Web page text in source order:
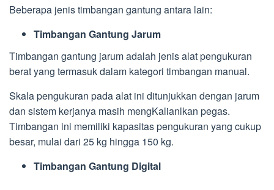
Beberapa jenis timbangan gantung antara lain:
Timbangan Gantung Jarum
Timbangan gantung jarum adalah jenis alat pengukuran
berat yang termasuk dalam kategori timbangan manual.
Skala pengukuran pada alat ini ditunjukkan dengan jarum
dan sistem kerjanya masih mengKalianlkan pegas.
Timbangan ini memiliki kapasitas pengukuran yang cukup
besar, mulai dari 25 kg hingga 150 kg.
Timbangan Gantung Digital